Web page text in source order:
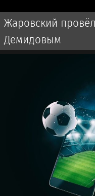
Жаровский
Демидовым